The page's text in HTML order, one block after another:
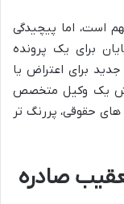
است، اما پیچیدگی
برای یک پرونده
برای اعتراض یا
یک وکیل متخصص
حقوقی، پررنگ تر
صادره